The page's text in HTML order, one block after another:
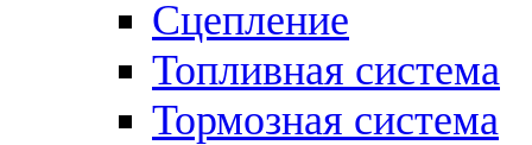
Сцепление
Топливная система
Тормозная система